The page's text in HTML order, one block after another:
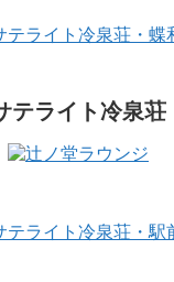
テライト冷泉荘・蝶
テライト冷泉
テライト冷泉荘・駅